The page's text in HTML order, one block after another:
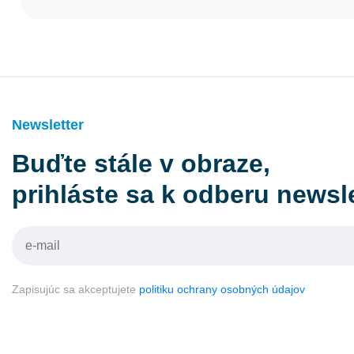
Newsletter
Buďte stále v obraze,
prihláste sa k odberu
Zapisujúc sa akceptujete politiku ochrany osobných údajov